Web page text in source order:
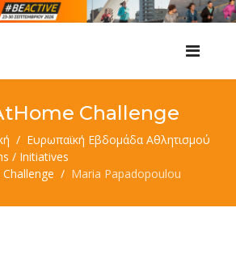
Challenge
Ευρωπαϊκή Εβδομάδα Αθλητισμού
/ Initiatives
Maria Papadopoulou